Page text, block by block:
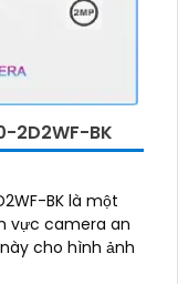
2D2WF-BK
BK là một
vực camera an